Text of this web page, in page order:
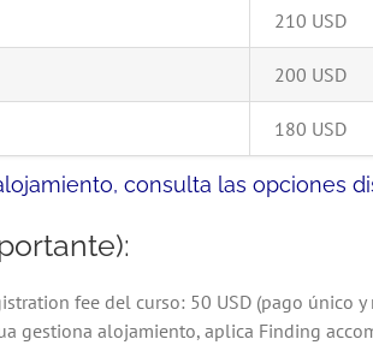
210 USD
200 USD
180 USD
consulta las opciones
fee del curso: 50 USD (pago único
gestiona alojamiento, aplica Finding